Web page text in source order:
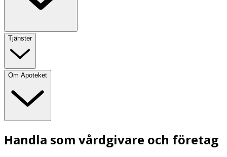
Tjänster
Om Apoteket
Handla som vårdgivare och företag